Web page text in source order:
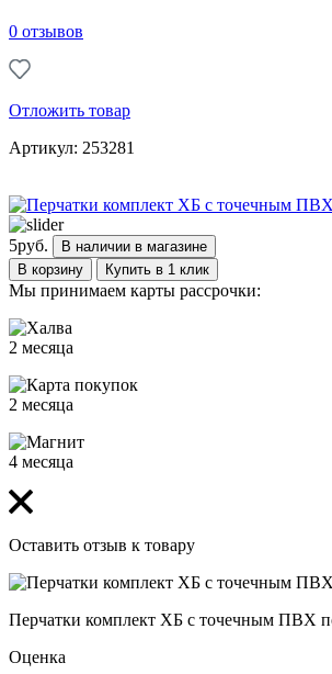
0 отзывов
Отложить товар
Артикул: 253281
5руб.
В наличии в магазине
В корзину
Купить в 1 клик
Мы принимаем карты рассрочки:
2 месяца
2 месяца
4 месяца
Оставить отзыв к товару
Перчатки комплект ХБ с точечным ПВХ
Оценка